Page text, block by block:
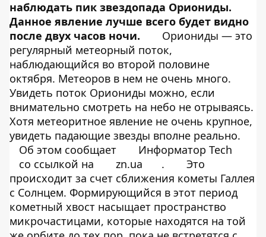
наблюдать пик звездопада Ориониды.
Данное явление лучше всего будет видно
после двух часов ночи.
Ориониды — это
регулярный метеорный поток,
наблюдающийся во второй половине
октября. Метеоров в нем не очень много.
Увидеть поток Ориониды можно, если
внимательно смотреть на небо не отрываясь.
Хотя метеоритное явление не очень крупное,
увидеть падающие звезды вполне реально.
Об этом сообщает
Информатор Tech
со ссылкой на
zn.ua .
Это
происходит за счет сближения кометы Галлея
с Солнцем. Формирующийся в этот период
кометный хвост насыщает пространство
микрочастицами, которые находятся на той